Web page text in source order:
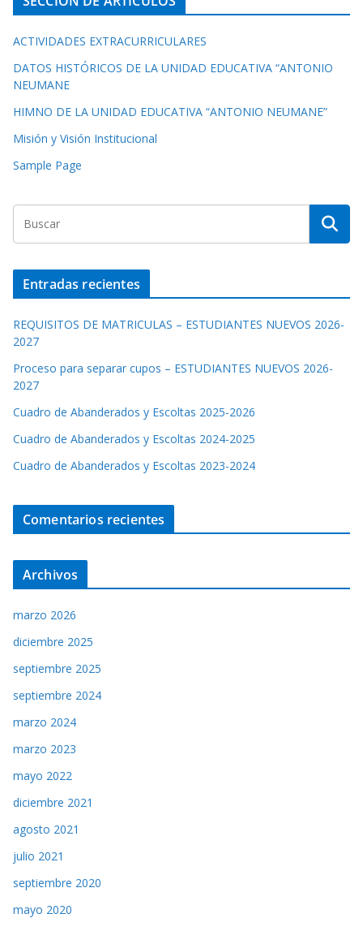
v
í
d
ACTIVIDADES EXTRACURRICULARES
DATOS HISTÓRICOS DE LA UNIDAD EDUCATIVA “ANTONIO
NEUMANE
HIMNO DE LA UNIDAD EDUCATIVA “ANTONIO NEUMANE”
Misión y Visión Institucional
Sample Page
Entradas recientes
REQUISITOS DE MATRICULAS – ESTUDIANTES NUEVOS 2026-
2027
Proceso para separar cupos – ESTUDIANTES NUEVOS 2026-
2027
Cuadro de Abanderados y Escoltas 2025-2026
Cuadro de Abanderados y Escoltas 2024-2025
Cuadro de Abanderados y Escoltas 2023-2024
Comentarios recientes
Archivos
marzo 2026
diciembre 2025
septiembre 2025
septiembre 2024
marzo 2024
marzo 2023
mayo 2022
diciembre 2021
agosto 2021
julio 2021
septiembre 2020
mayo 2020